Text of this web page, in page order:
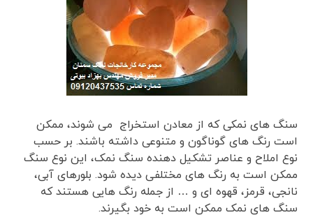
سنگ های نمکی که از معادن استخراج می شوند، ممکن
است رنگ های گوناگون و متنوعی داشته باشند. بر حسب
نوع املاح و عناصر تشکیل دهنده سنگ نمک، این نوع سنگ
ممکن است به رنگ های مختلفی دیده شود. بلورهای آبی،
نانجی، قرمز، قهوه ای و … از جمله رنگ هایی هستند که
سنگ های نمک ممکن است به خود بگیرند.